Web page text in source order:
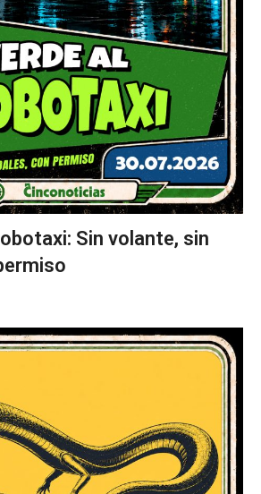
Sin volante, sin